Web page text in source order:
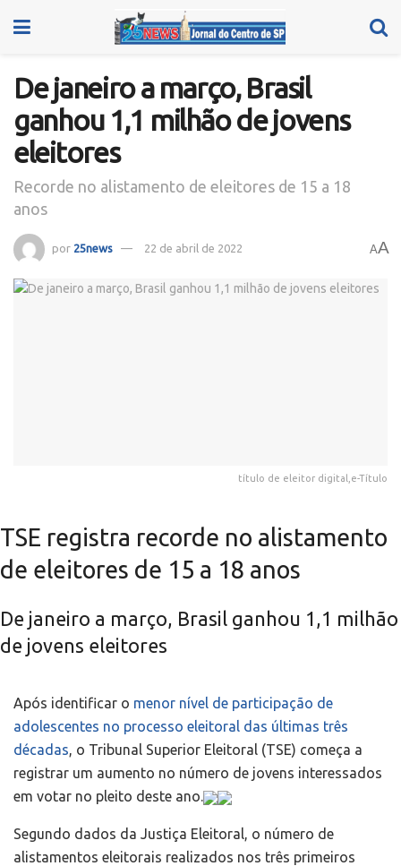
De janeiro a março, Brasil
ganhou 1,1 milhão de jovens
eleitores
Recorde no alistamento de eleitores de 15 a 18
anos
por 25news 22 de abril de 2022 AA
título de eleitor digital,e-Título
TSE registra recorde no alistamento
de eleitores de 15 a 18 anos
De janeiro a março, Brasil ganhou 1,1 milhão
de jovens eleitores
Após identificar o menor nível de participação de
adolescentes no processo eleitoral das últimas três
décadas, o Tribunal Superior Eleitoral (TSE) começa a
registrar um aumento no número de jovens interessados
em votar no pleito deste ano.
Segundo dados da Justiça Eleitoral, o número de
alistamentos eleitorais realizados nos três primeiros